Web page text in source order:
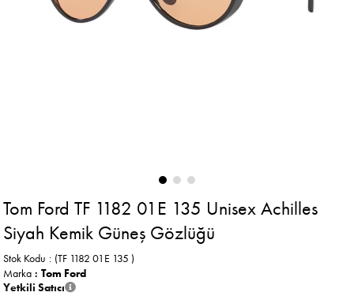
Tom Ford TF 1182 01E 135 Unisex Achilles
Siyah Kemik Güneş Gözlüğü
(TF 1182 01E 135 )
Stok Kodu
Marka : Tom Ford
Yetkili Satıcı